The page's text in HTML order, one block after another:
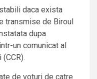
daca exista
transmise de Biroul
dupa
un comunicat al
de voturi de catre